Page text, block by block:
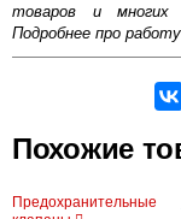
товаров и многих
Подробнее про
Доставка
Возможные
Похожие
Предохранительные